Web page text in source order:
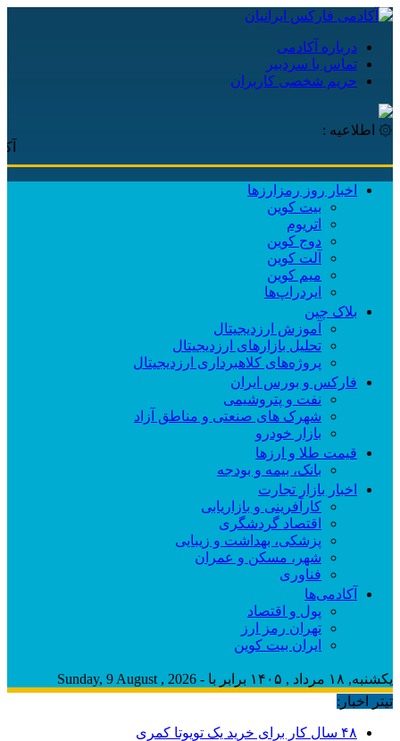
درباره آکادمی
تماس با سردبیر
حریم شخصی کاربران
۞ اطلاعیه :
اخبار روز رمزارزها
بیت کوین
اتریوم
دوج کوین
آلت کوین
میم کوین‌
ایردراپ‌ها
بلاک چین
آموزش ارزدیجیتال
تحلیل بازارهای ارزدیجیتال
پروژه‌های کلاهبرداری ارزدیجیتال
فارکس و بورس ایران
نفت و پتروشیمی
شهرک های صنعتی و مناطق آزاد
بازار خودرو
قیمت طلا و ارزها
بانک، بیمه و بودجه
اخبار بازار تجارت
کارآفرینی و بازاریابی
اقتصاد گردشگری
پزشکی، بهداشت و زیبایی
شهر، مسکن و عمران
فناوری
آکادمی‌ها
پول و اقتصاد
تهران رمز ارز
ایران بیت کوین
یکشنبه, ۱۸ مرداد , ۱۴۰۵ برابر با - Sunday, 9 August , 2026
تیتر اخبار:
۴۸ سال کار برای خرید یک تویوتا کمری